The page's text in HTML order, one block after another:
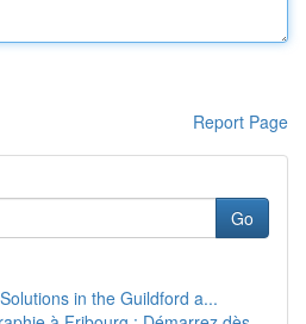
Report Page
Go
in the Guildford a...